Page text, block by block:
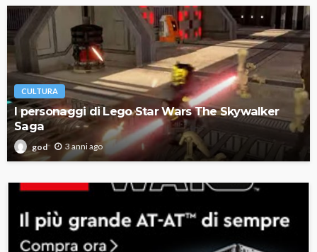
CULTURA
I personaggi di Lego Star Wars The Skywalker
Saga
god 3 anni ago